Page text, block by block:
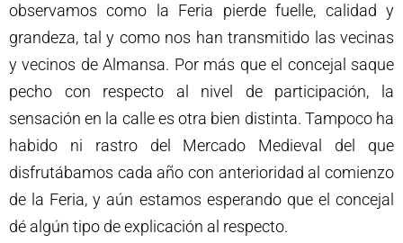
observamos como la Feria pierde fuelle, calidad y
grandeza, tal y como nos han transmitido las vecinas
y vecinos de Almansa. Por más que el concejal saque
pecho con respecto al nivel de participación, la
sensación en la calle es otra bien distinta. Tampoco ha
habido ni rastro del Mercado Medieval del que
disfrutábamos cada año con anterioridad al comienzo
de la Feria, y aún estamos esperando que el concejal
dé algún tipo de explicación al respecto.